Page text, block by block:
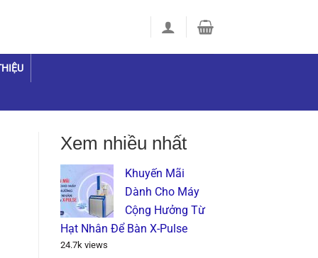
Xem nhiều nhất
Khuyến Mãi
Dành Cho Máy
Cộng Hưởng Từ
Hạt Nhân Để Bàn X-Pulse
24.7k views